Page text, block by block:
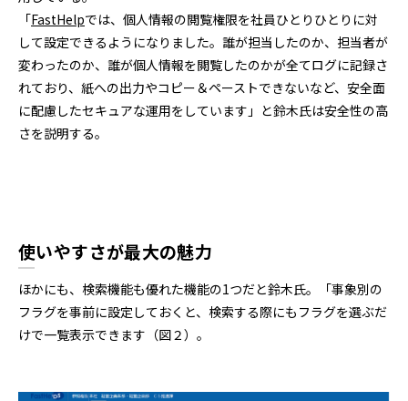
「FastHelpでは、個人情報の閲覧権限を社員ひとりひとりに対
して設定できるようになりました。誰が担当したのか、担当者が
変わったのか、誰が個人情報を閲覧したのかが全てログに記録さ
れており、紙への出力やコピー＆ペーストできないなど、安全面
に配慮したセキュアな運用をしています」と鈴木氏は安全性の高
さを説明する。
使いやすさが最大の魅力
ほかにも、検索機能も優れた機能の1つだと鈴木氏。「事象別の
フラグを事前に設定しておくと、検索する際にもフラグを選ぶだ
けで一覧表示できます（図２）。